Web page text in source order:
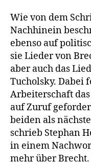
Wie von dem
Nachhinein
ebenso auf
sie Lieder von
aber auch das
Tucholsky. Dabei
Arbeiterschaft
auf Zuruf
beiden als
schrieb Stephan
in einem
mehr über